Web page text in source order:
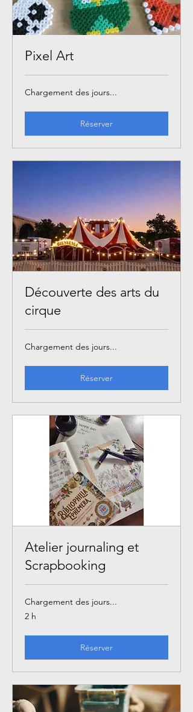
Pixel Art
Chargement des jours...
Réserver
Découverte des arts du
cirque
Chargement des jours...
Réserver
Atelier journaling et
Scrapbooking
Chargement des jours...
2 h
Réserver